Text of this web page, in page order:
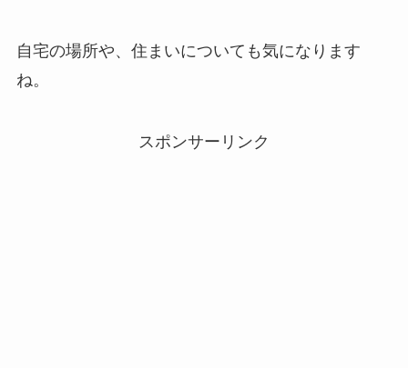
自宅の場所や、住まいについても気になります
ね。
スポンサーリンク